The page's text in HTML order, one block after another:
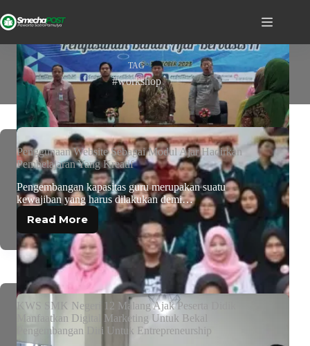
TAG
#workshop
Penggunaan Website Sebagai Modul Ajar Hadirkan
Pembelajaran Yang Kreatif
Pengembangan kapasitas guru merupakan suatu
kewajiban yang harus dilakukan demi…
Read More
KWS SMK Negeri 12 Malang Ajak Peserta Didik
Manfaatkan Digital Marketing Untuk Bekal
Pengembangan Diri Untuk Entrepreneurship